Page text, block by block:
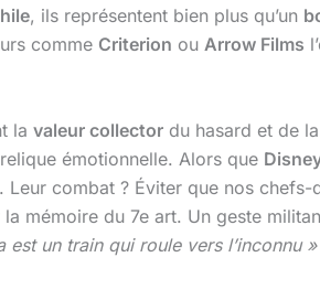
, ils représentent bien plus qu’un
comme Criterion ou Arrow Films
la valeur collector du hasard et de
émotionnelle. Alors que
combat ? Éviter que nos
mémoire du 7e art. Un geste
est un train qui roule vers l’inconnu »